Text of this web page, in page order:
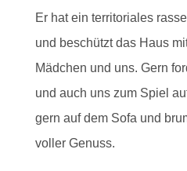
Er hat ein territoriales
und beschützt das Haus
Mädchen und uns. Gern
und auch uns zum Spiel
gern auf dem Sofa und
voller Genuss.